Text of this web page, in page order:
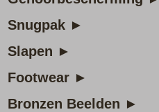
Snugpak ►
Slapen ►
Footwear ►
Bronzen Beelden ►